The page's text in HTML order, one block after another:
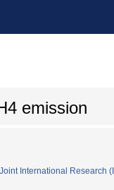
emission
International Research